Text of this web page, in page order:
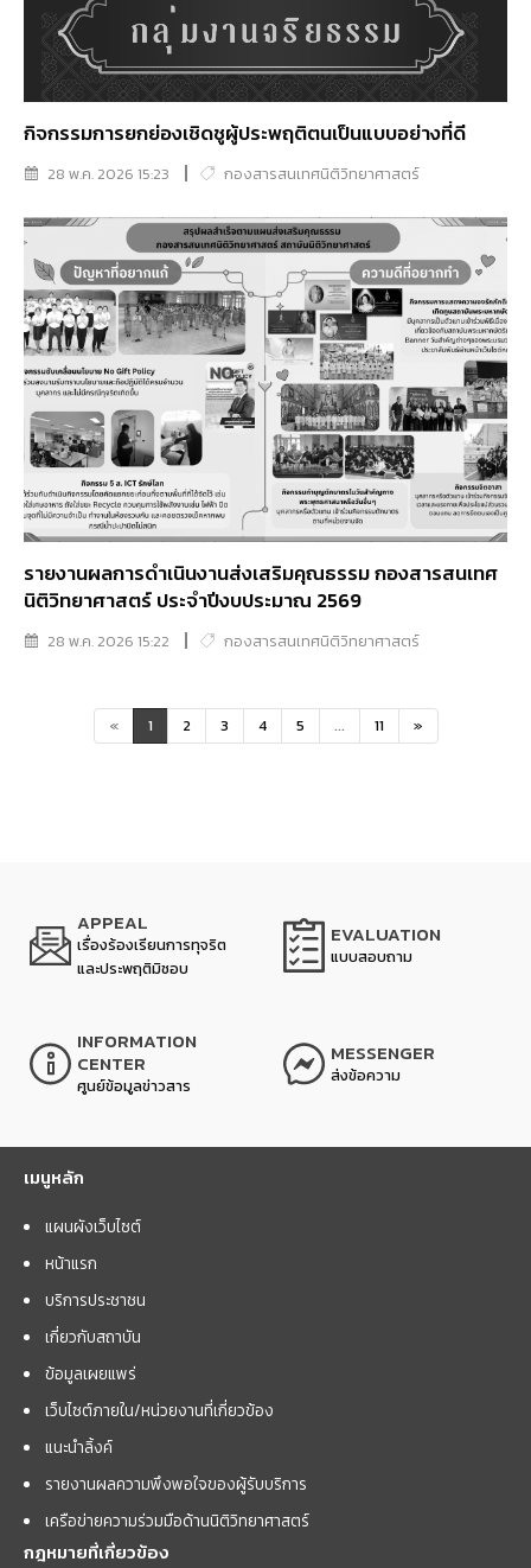
กิจกรรมการยกย่องเชิดชูผู้ประพฤติตนเป็นแบบอย่างที่ดี
28 พ.ค. 2026 15:23 กองสารสนเทศนิติวิทยาศาสตร์
รายงานผลการดำเนินงานส่งเสริมคุณธรรม กองสารสนเทศ
นิติวิทยาศาสตร์ ประจำปีงบประมาณ 2569
28 พ.ค. 2026 15:22 กองสารสนเทศนิติวิทยาศาสตร์
« 1 2 3 4 5 ... 11 »
APPEAL
เรื่องร้องเรียนการทุจริต
และประพฤติมิชอบ
EVALUATION
แบบสอบถาม
INFORMATION
CENTER
ศูนย์ข้อมูลข่าวสาร
MESSENGER
ส่งข้อความ
เมนูหลัก
แผนผังเว็บไซต์
หน้าแรก
บริการประชาชน
เกี่ยวกับสถาบัน
ข้อมูลเผยแพร่
เว็บไซต์ภายใน/หน่วยงานที่เกี่ยวข้อง
แนะนำลิ้งค์
รายงานผลความพึงพอใจของผู้รับบริการ
เครือข่ายความร่วมมือด้านนิติวิทยาศาสตร์
กฎหมายที่เกี่ยวข้อง